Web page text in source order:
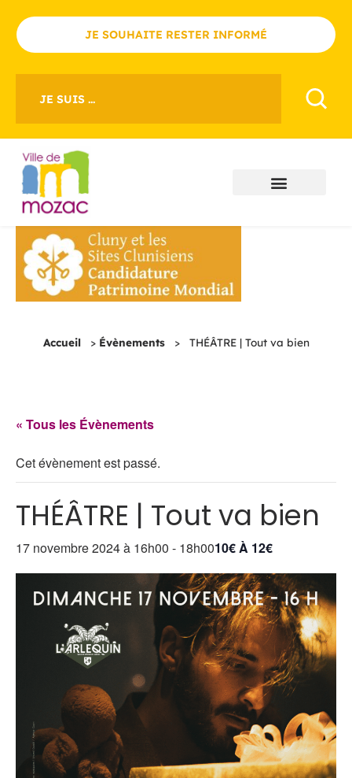
JE SOUHAITE RESTER INFORMÉ
JE SUIS ...
Accueil > Évènements > THÉÂTRE | Tout va bien
« Tous les Évènements
Cet évènement est passé.
THÉÂTRE | Tout va bien
17 novembre 2024 à 16h00 - 18h0010€ À 12€